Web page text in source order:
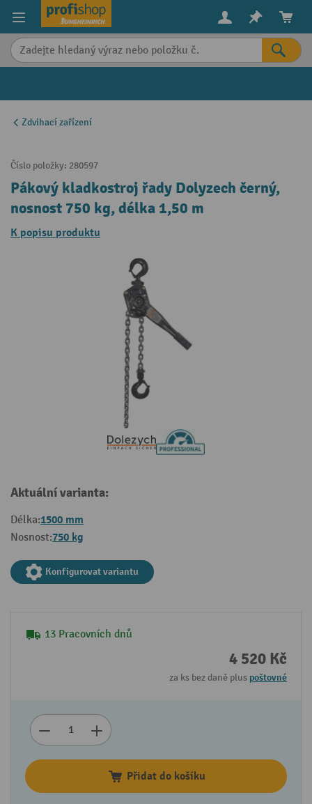
content
Zdvihací zařízení
Číslo položky: 280597
Pákový kladkostroj řady Dolyzech černý,
nosnost 750 kg, délka 1,50 m
K popisu produktu
Aktuální varianta:
Délka:1500 mm
Nosnost:750 kg
Konfigurovat variantu
13 Pracovních dnů
4 520 Kč
za ks bez daně plus poštovné
Přidat do košíku